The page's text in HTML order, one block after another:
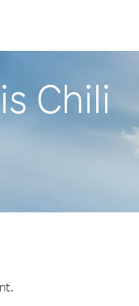
Chili